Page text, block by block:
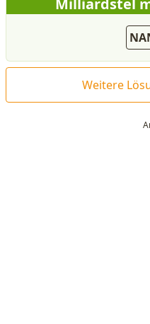
Milliardstel
Weitere